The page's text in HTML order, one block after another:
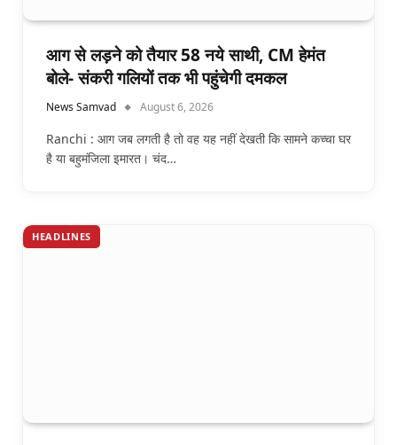
आग से लड़ने को तैयार 58 नये साथी, CM हेमंत
बोले- संकरी गलियों तक भी पहुंचेगी दमकल
News Samvad August 6, 2026
Ranchi : आग जब लगती है तो वह यह नहीं देखती कि सामने कच्चा घर
है या बहुमंजिला इमारत। चंद…
HEADLINES